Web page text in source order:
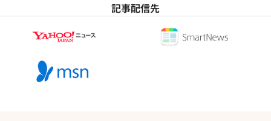
記事配信先